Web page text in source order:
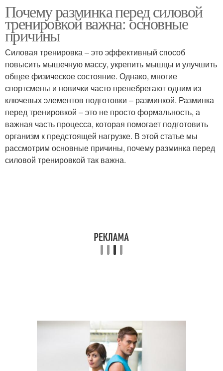
коронавирусе
коронавируса
Системы от
коронавируса
Почему разминка перед силовой
тренировкой важна: основные
причины
Силовая тренировка – это эффективный способ
повысить мышечную массу, укрепить мышцы и улучшить
общее физическое состояние. Однако, многие
спортсмены и новички часто пренебрегают одним из
ключевых элементов подготовки – разминкой. Разминка
перед тренировкой – это не просто формальность, а
важная часть процесса, которая помогает подготовить
организм к предстоящей нагрузке. В этой статье мы
рассмотрим основные причины, почему разминка перед
силовой тренировкой так важна.